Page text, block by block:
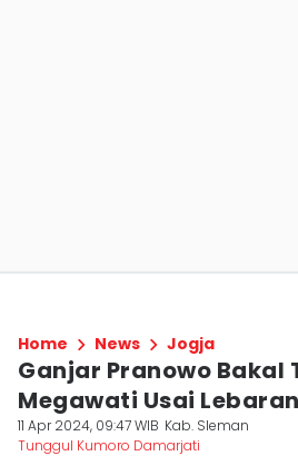
Home News Jogja
Ganjar Pranowo Bakal
Megawati Usai Lebaran
11 Apr 2024, 09:47 WIB Kab. Sleman
Tunggul Kumoro Damarjati